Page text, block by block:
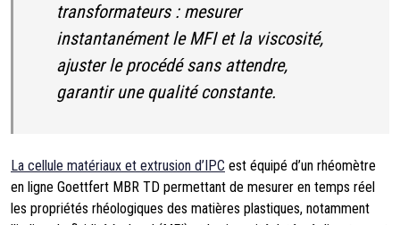
transformateurs : mesurer
instantanément le MFI et la viscosité,
ajuster le procédé sans attendre,
garantir une qualité constante.
La cellule matériaux et extrusion d’IPC est équipé d’un rhéomètre
en ligne Goettfert MBR TD permettant de mesurer en temps réel
les propriétés rhéologiques des matières plastiques, notamment